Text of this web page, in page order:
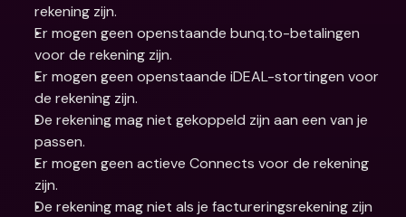
rekening zijn.
Er mogen geen openstaande bunq.to-betalingen
voor de rekening zijn.
Er mogen geen openstaande iDEAL-stortingen voor
de rekening zijn.
De rekening mag niet gekoppeld zijn aan een van je
passen.
Er mogen geen actieve Connects voor de rekening
zijn.
De rekening mag niet als je factureringsrekening zijn